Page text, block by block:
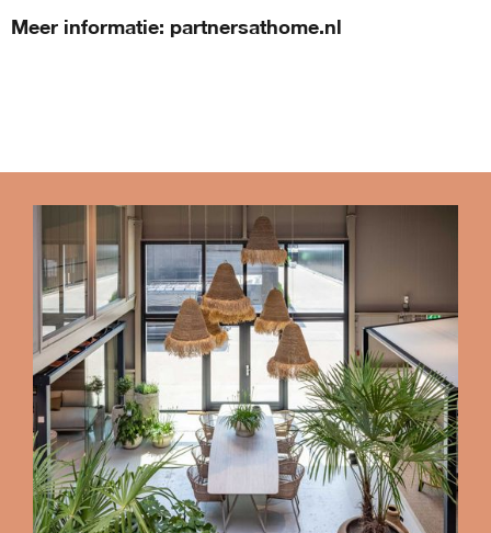
Meer informatie: partnersathome.nl